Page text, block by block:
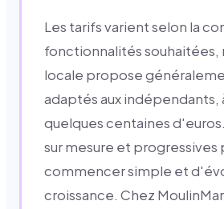
Les tarifs varient selon la
fonctionnalités souhaitées,
locale propose
adaptés aux indépendants,
quelques centaines
sur mesure et
commencer simple et
croissance. Chez